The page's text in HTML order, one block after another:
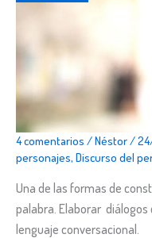
4 comentarios /Néstor/
personajes, Discurso del
Una de las formas de
palabra. Elaborar diálogos
lenguaje conversacional.